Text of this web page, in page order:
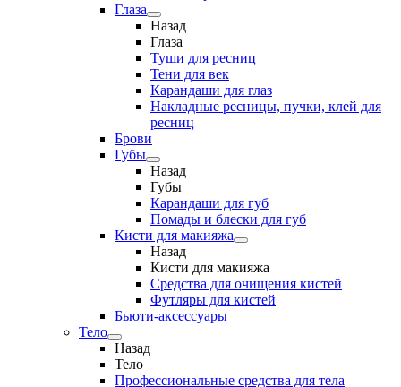
Глаза
Назад
Глаза
Туши для ресниц
Тени для век
Карандаши для глаз
Накладные ресницы, пучки, клей для
ресниц
Брови
Губы
Назад
Губы
Карандаши для губ
Помады и блески для губ
Кисти для макияжа
Назад
Кисти для макияжа
Средства для очищения кистей
Футляры для кистей
Бьюти-аксессуары
Тело
Назад
Тело
Профессиональные средства для тела